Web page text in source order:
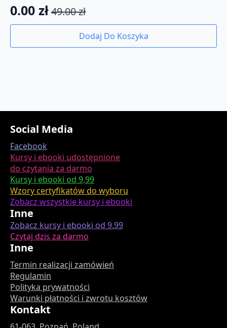
49.00zł
Pierwotna
wynosiła:
0.00 zł
Aktualna
wynosi:
Dodaj Do Koszyka
Social Media
Facebook
Kursy i ebooki udostępnione
do czytania za darmo
Kursy i ebooki od 9,99
Wzory certyfikatów do wyboru
Zobacz wszystkie kursy i ebooki
Inne
Zobacz kursy i ebooki od 9.99
Czytaj dzis za darmo
Inne
Termin realizacji zamówień
Regulamin
Polityka prywatności
Warunki płatności i zwrotu kosztów
Kontakt